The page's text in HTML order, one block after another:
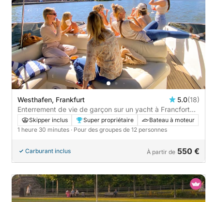
Westhafen, Frankfurt 5.0(18)
Enterrement de vie de garçon sur un yacht à Francfort
avec vue sur la ville - 1h30
Skipper inclus Super propriétaire
Bateau à moteur
1 heure 30 minutes · Pour des groupes de 12 personnes
Carburant inclus À partir de 550 €